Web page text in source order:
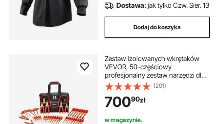
Dostawa:jak tylko Czw. Sier. 13
Dodaj do koszyka
Zestaw izolowanych wkrętaków
VEVOR, 50-częściowy
profesjonalny zestaw narzędzi dla
elektryków 1000 V z końcówkami
magnetycznymi, klucz imbusowy z
uchwytem w kształcie litery T,
śrubokręt, jednobiegunowy
próbnik napięcia
(201)
70090zł
w magazynie.